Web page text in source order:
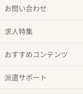
お問い合わせ
求人特集
おすすめコンテンツ
派遣サポート